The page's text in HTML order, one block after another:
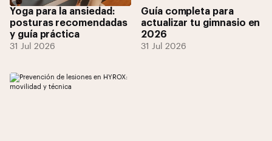
Yoga para la ansiedad:
posturas recomendadas
y guía práctica
31 Jul 2026
Guía completa para
actualizar tu gimnasio en
2026
31 Jul 2026